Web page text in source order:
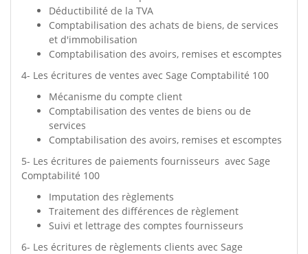
Déductibilité de la TVA
Comptabilisation des achats de biens, de services
et d'immobilisation
Comptabilisation des avoirs, remises et escomptes
4- Les écritures de ventes avec Sage Comptabilité 100
Mécanisme du compte client
Comptabilisation des ventes de biens ou de
services
Comptabilisation des avoirs, remises et escomptes
5- Les écritures de paiements fournisseurs avec Sage
Comptabilité 100
Imputation des règlements
Traitement des différences de règlement
Suivi et lettrage des comptes fournisseurs
6- Les écritures de règlements clients avec Sage